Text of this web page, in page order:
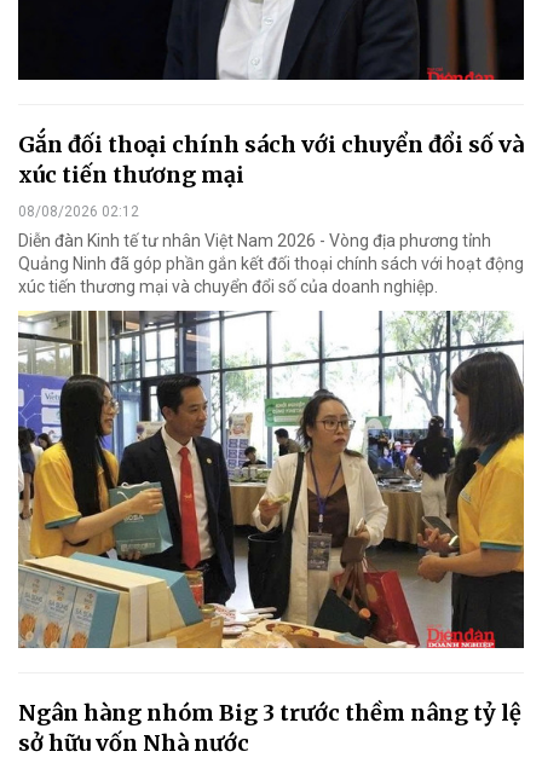
Gắn đối thoại chính sách với chuyển đổi số và
xúc tiến thương mại
08/08/2026 02:12
Diễn đàn Kinh tế tư nhân Việt Nam 2026 - Vòng địa phương tỉnh
Quảng Ninh đã góp phần gắn kết đối thoại chính sách với hoạt động
xúc tiến thương mại và chuyển đổi số của doanh nghiệp.
Ngân hàng nhóm Big 3 trước thềm nâng tỷ lệ
sở hữu vốn Nhà nước